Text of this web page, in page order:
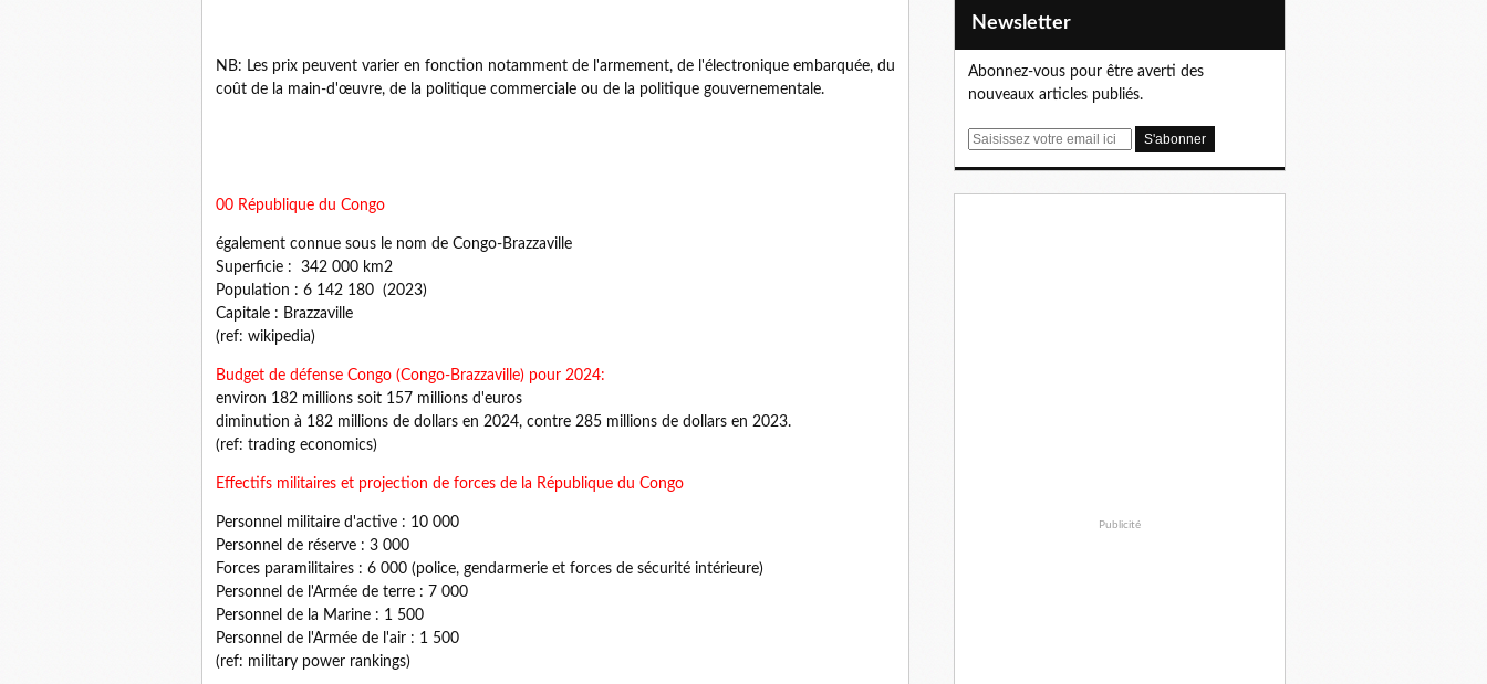
NB: Les prix peuvent varier en fonction notamment de l'armement, de l'électronique embarquée, du
coût de la main-d'œuvre, de la politique commerciale ou de la politique gouvernementale.
00 République du Congo
également connue sous le nom de Congo-Brazzaville
Superficie : 342 000 km2
Population : 6 142 180 (2023)
Capitale : Brazzaville
(ref: wikipedia)
Budget de défense Congo (Congo-Brazzaville) pour 2024:
environ 182 millions soit 157 millions d'euros
diminution à 182 millions de dollars en 2024, contre 285 millions de dollars en 2023.
(ref: trading economics)
Effectifs militaires et projection de forces de la République du Congo
Personnel militaire d'active : 10 000
Personnel de réserve : 3 000
Forces paramilitaires : 6 000 (police, gendarmerie et forces de sécurité intérieure)
Personnel de l'Armée de terre : 7 000
Personnel de la Marine : 1 500
Personnel de l'Armée de l'air : 1 500
(ref: military power rankings)
Newsletter
Abonnez-vous pour être averti des
nouveaux articles publiés.
E
Publicité